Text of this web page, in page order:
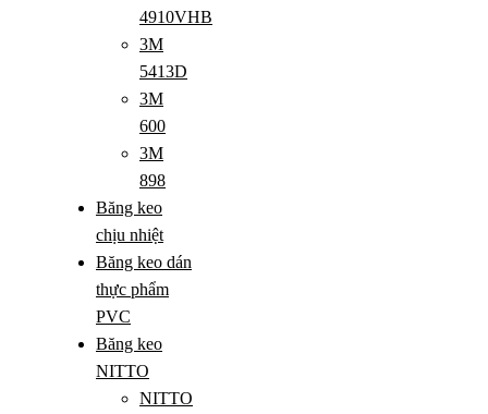
4910VHB
3M
5413D
3M
600
3M
898
Băng keo
chịu nhiệt
Băng keo dán
thực phẩm
PVC
Băng keo
NITTO
NITTO